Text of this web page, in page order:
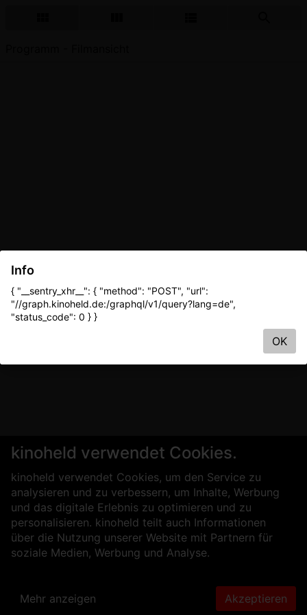
kinoheld verwendet Cookies.
kinoheld verwendet Cookies, um den Service zu
analysieren und zu verbessern, um Inhalte, Werbung
und das digitale Erlebnis zu optimieren und zu
personalisieren. kinoheld teilt auch Informationen
über die Nutzung unserer Website mit Partnern für
soziale Medien, Werbung und Analyse.
Mehr anzeigen Akzeptieren
Info
{ "__sentry_xhr__": { "method": "POST", "url":
"//graph.kinoheld.de:/graphql/v1/query?lang=de",
"status_code": 0 } }
OK